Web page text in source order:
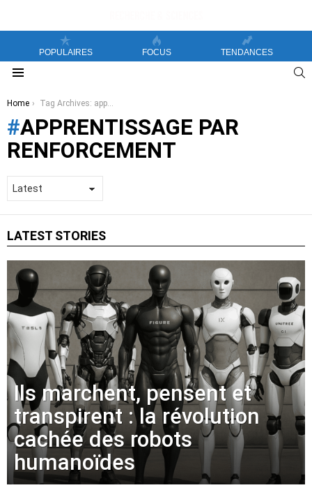
POPULAIRES FOCUS TENDANCES
You are here:
Home Tag Archives: apprentissage par renforcement
APPRENTISSAGE PAR
RENFORCEMENT
LATEST STORIES
Ils marchent, pensent et
transpirent : la révolution
cachée des robots
humanoïdes